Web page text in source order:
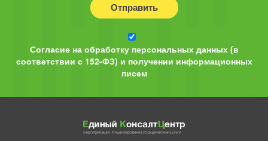
Отправить
Согласие на обработку персональных данных (в
соответствии с 152-ФЗ) и получении информационных
писем